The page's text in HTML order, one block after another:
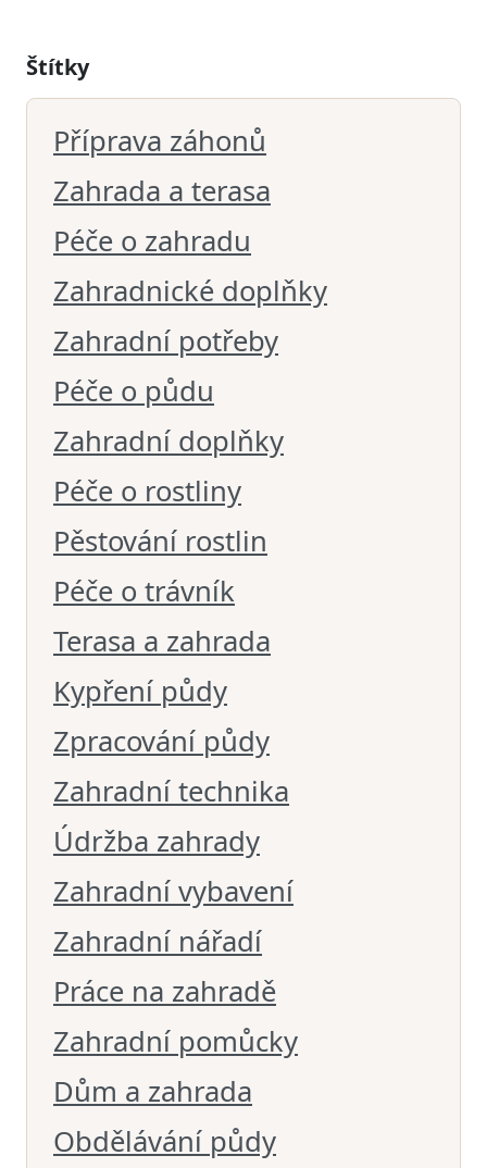
Štítky
Příprava záhonů
Zahrada a terasa
Péče o zahradu
Zahradnické doplňky
Zahradní potřeby
Péče o půdu
Zahradní doplňky
Péče o rostliny
Pěstování rostlin
Péče o trávník
Terasa a zahrada
Kypření půdy
Zpracování půdy
Zahradní technika
Údržba zahrady
Zahradní vybavení
Zahradní nářadí
Práce na zahradě
Zahradní pomůcky
Dům a zahrada
Obdělávání půdy